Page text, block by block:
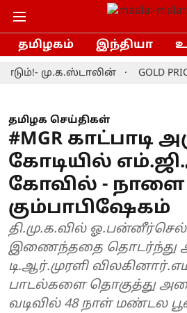
தமிழகம் இந்தியா
மு.க.ஸ்டாலின் GOLD PRICE
தமிழக செய்திகள்
#MGR காட்பாடி
கோடியில்
கோவில் - நாளை
கும்பாபிஷேகம்
தி.மு.க.வில்
இணைந்ததை தொடர்ந்து
டி.ஆர்.முரளி
பாடல்களை தொகுத்து
வடிவில் 48 நாள் மண்டல